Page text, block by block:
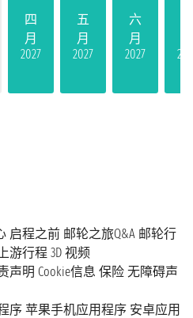
四
月
2027
五
月
2027
六
月
2027
启程之前 邮轮之旅Q&A 邮轮行
游行程 3D 视频
声明 Cookie信息 保险 无障碍声
序 苹果手机应用程序 安卓应用